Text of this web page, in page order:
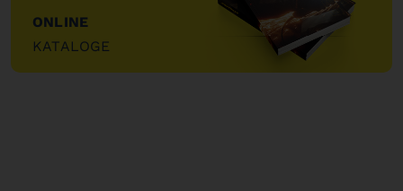
ONLINE
KATALOGE
"